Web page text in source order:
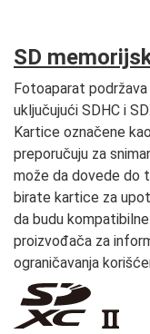
SD
Fotoaparat podržava
uključujući SDHC i
Kartice označene
preporučuju za
može da dovede do
birate kartice za
da budu
proizvođača za
ograničavanja